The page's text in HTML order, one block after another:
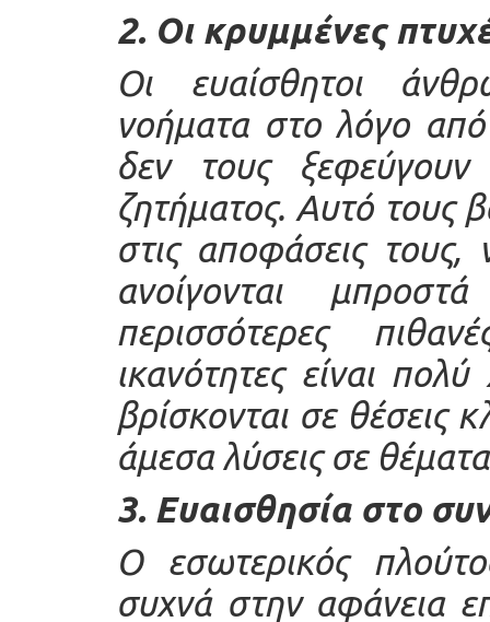
2. Οι κρυμμένες
Οι ευαίσθητοι
νοήματα στο λόγο
δεν τους
ζητήματος. Αυτό τους
στις αποφάσεις τους,
ανοίγονται
περισσότερες
ικανότητες είναι
βρίσκονται σε θέσεις
άμεσα λύσεις σε
3. Ευαισθησία στο
Ο εσωτερικός
συχνά στην αφάνεια